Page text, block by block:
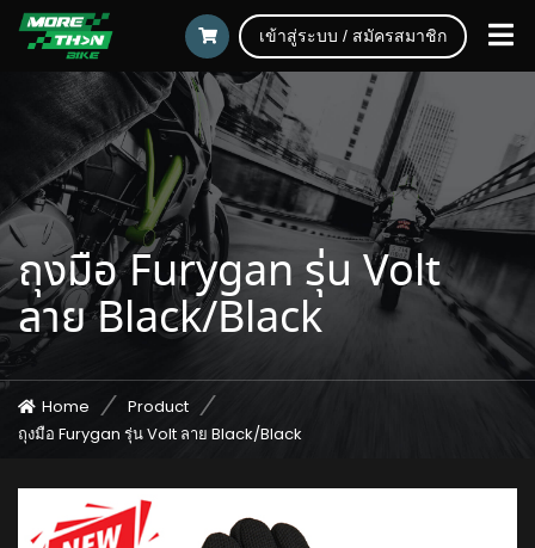
เข้าสู่ระบบ / สมัครสมาชิก
ถุงมือ Furygan รุ่น Volt
ลาย Black/Black
Home
Product
ถุงมือ Furygan รุ่น Volt ลาย Black/Black